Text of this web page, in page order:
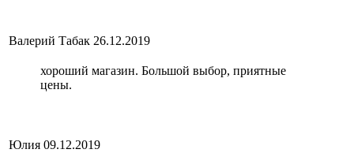
Валерий Табак 26.12.2019
хороший магазин. Большой выбор, приятные
цены.
Юлия 09.12.2019